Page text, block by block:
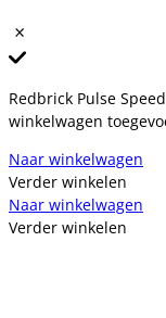
Redbrick Pulse
winkelwagen
Naar winkelwagen
Verder winkelen
Naar winkelwagen
Verder winkelen